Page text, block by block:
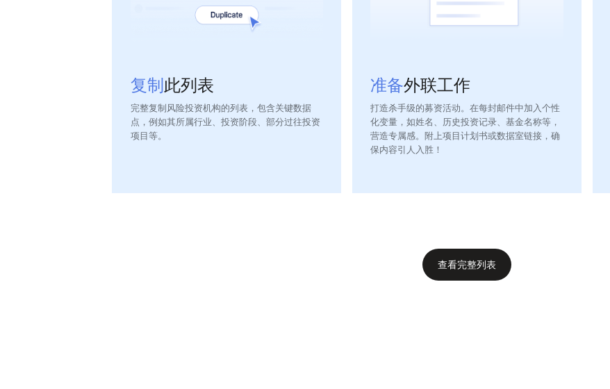
复制 此列表
完整复制风险投资机构的列表，包含关键数据
点，例如其所属行业、投资阶段、部分过往投资
项目等。
准备外联工作
打造杀手级的募资活动。在每封邮件中加入个性
化变量，如姓名、历史投资记录、基金名称等，
营造专属感。附上项目计划书或数据室链接，确
保内容引人入胜！
查看完整列表